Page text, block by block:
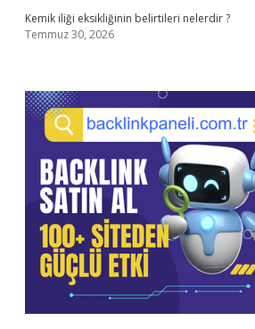
Kemik iliği eksikliğinin belirtileri nelerdir ?
Temmuz 30, 2026